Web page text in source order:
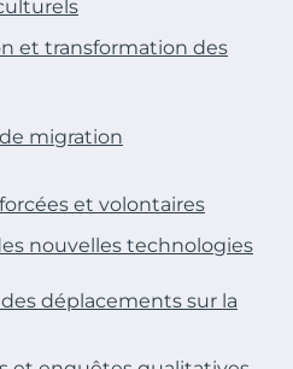
et transformation des
migration
et volontaires
nouvelles technologies
déplacements sur la